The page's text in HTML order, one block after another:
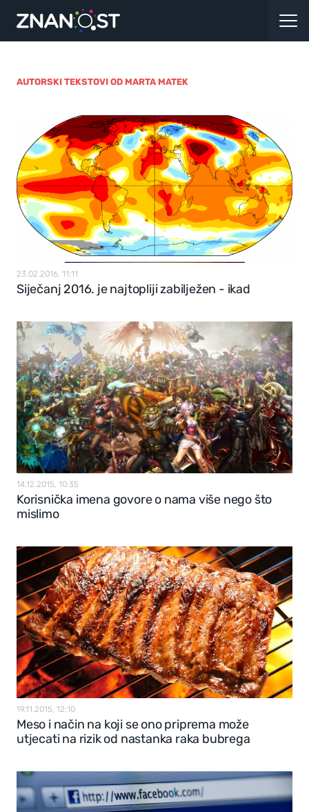
AUTORSKI TEKSTOVI OD MARTA MATEK
23.02.2016, 11:11
Siječanj 2016. je najtopliji zabilježen - ikad
14.12.2015, 10:35
Korisnička imena govore o nama više nego što
mislimo
19.11.2015, 12:10
Meso i način na koji se ono priprema može
utjecati na rizik od nastanka raka bubrega